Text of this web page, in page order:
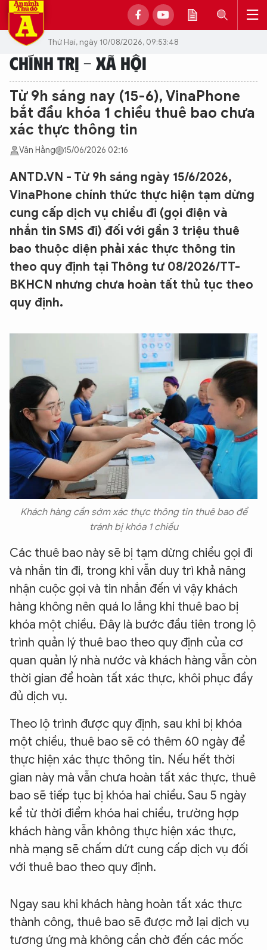
Thứ Hai, ngày 10/08/2026, 09:53:48
CHÍNH TRỊ - XÃ HỘI
Từ 9h sáng nay (15-6), VinaPhone
bắt đầu khóa 1 chiều thuê bao chưa
xác thực thông tin
Vân Hằng 15/06/2026 02:16
ANTD.VN - Từ 9h sáng ngày 15/6/2026,
VinaPhone chính thức thực hiện tạm dừng
cung cấp dịch vụ chiều đi (gọi điện và
nhắn tin SMS đi) đối với gần 3 triệu thuê
bao thuộc diện phải xác thực thông tin
theo quy định tại Thông tư 08/2026/TT-
BKHCN nhưng chưa hoàn tất thủ tục theo
quy định.
Khách hàng cần sớm xác thực thông tin thuê bao để
tránh bị khóa 1 chiều
Các thuê bao này sẽ bị tạm dừng chiều gọi đi
và nhắn tin đi, trong khi vẫn duy trì khả năng
nhận cuộc gọi và tin nhắn đến vì vậy khách
hàng không nên quá lo lắng khi thuê bao bị
khóa một chiều. Đây là bước đầu tiên trong lộ
trình quản lý thuê bao theo quy định của cơ
quan quản lý nhà nước và khách hàng vẫn còn
thời gian để hoàn tất xác thực, khôi phục đầy
đủ dịch vụ.
Theo lộ trình được quy định, sau khi bị khóa
một chiều, thuê bao sẽ có thêm 60 ngày để
thực hiện xác thực thông tin. Nếu hết thời
gian này mà vẫn chưa hoàn tất xác thực, thuê
bao sẽ tiếp tục bị khóa hai chiều. Sau 5 ngày
kể từ thời điểm khóa hai chiều, trường hợp
khách hàng vẫn không thực hiện xác thực,
nhà mạng sẽ chấm dứt cung cấp dịch vụ đối
với thuê bao theo quy định.
Ngay sau khi khách hàng hoàn tất xác thực
thành công, thuê bao sẽ được mở lại dịch vụ
tương ứng mà không cần chờ đến các mốc